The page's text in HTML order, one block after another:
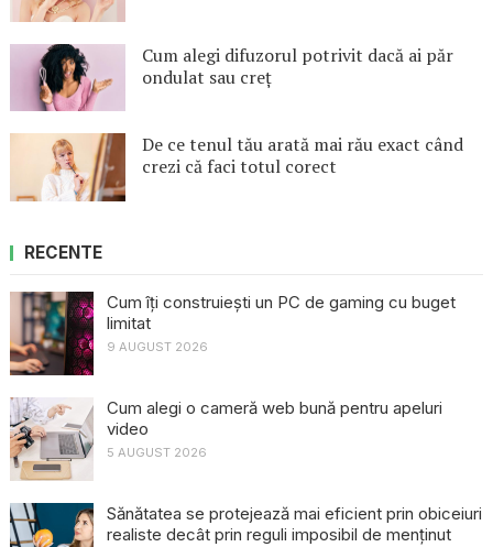
Cum alegi difuzorul potrivit dacă ai păr
ondulat sau creț
De ce tenul tău arată mai rău exact când
crezi că faci totul corect
RECENTE
Cum îți construiești un PC de gaming cu buget
limitat
9 AUGUST 2026
Cum alegi o cameră web bună pentru apeluri
video
5 AUGUST 2026
Sănătatea se protejează mai eficient prin obiceiuri
realiste decât prin reguli imposibil de menținut